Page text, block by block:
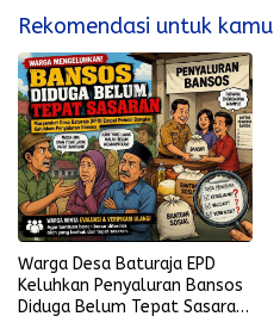
Rekomendasi untuk kamu
Warga Desa Baturaja EPD
Keluhkan Penyaluran Bansos
Diduga Belum Tepat Sasaran,